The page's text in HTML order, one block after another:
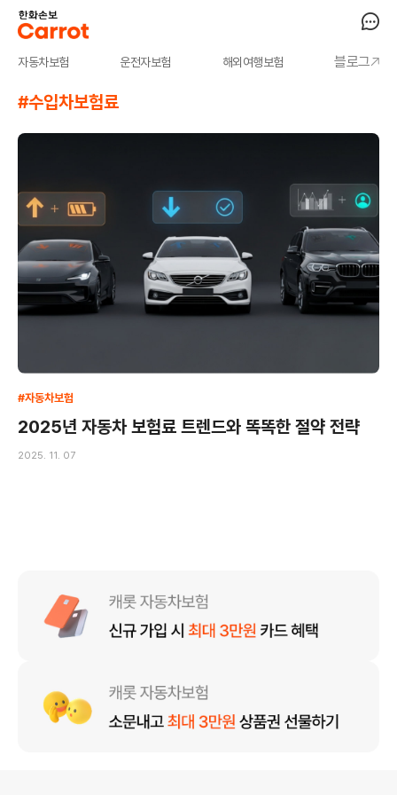
자동차보험 운전자보험 해외여행보험 블로그
#수입차보험료
#자동차보험
2025년 자동차 보험료 트렌드와 똑똑한 절약 전략
2025. 11. 07